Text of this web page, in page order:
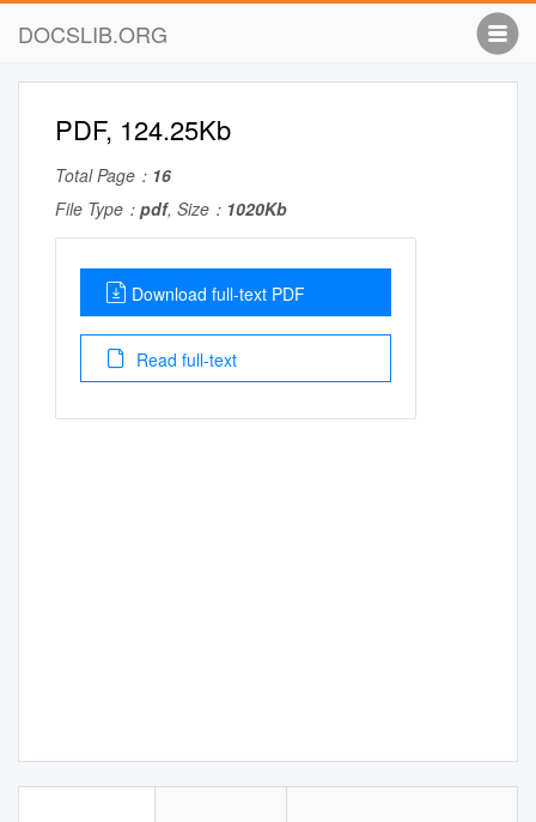
DOCSLIB.ORG
PDF, 124.25Kb
Total Page： 16
File Type： pdf, Size： 1020Kb
Download full-text PDF
Read full-text